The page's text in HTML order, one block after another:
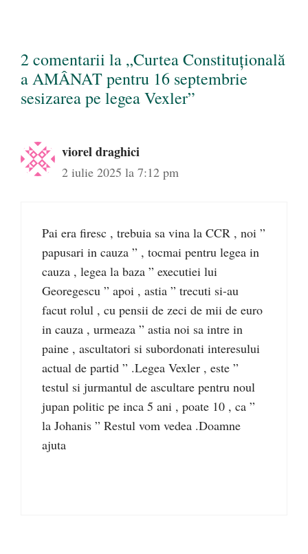
2 comentarii la „Curtea Constituțională
a AMÂNAT pentru 16 septembrie
sesizarea pe legea Vexler”
viorel draghici
2 iulie 2025 la 7:12 pm
Pai era firesc , trebuia sa vina la CCR , noi ”
papusari in cauza ” , tocmai pentru legea in
cauza , legea la baza ” executiei lui
Georegescu ” apoi , astia ” trecuti si-au
facut rolul , cu pensii de zeci de mii de euro
in cauza , urmeaza ” astia noi sa intre in
paine , ascultatori si subordonati interesului
actual de partid ” .Legea Vexler , este ”
testul si jurmantul de ascultare pentru noul
jupan politic pe inca 5 ani , poate 10 , ca ”
la Johanis ” Restul vom vedea .Doamne
ajuta